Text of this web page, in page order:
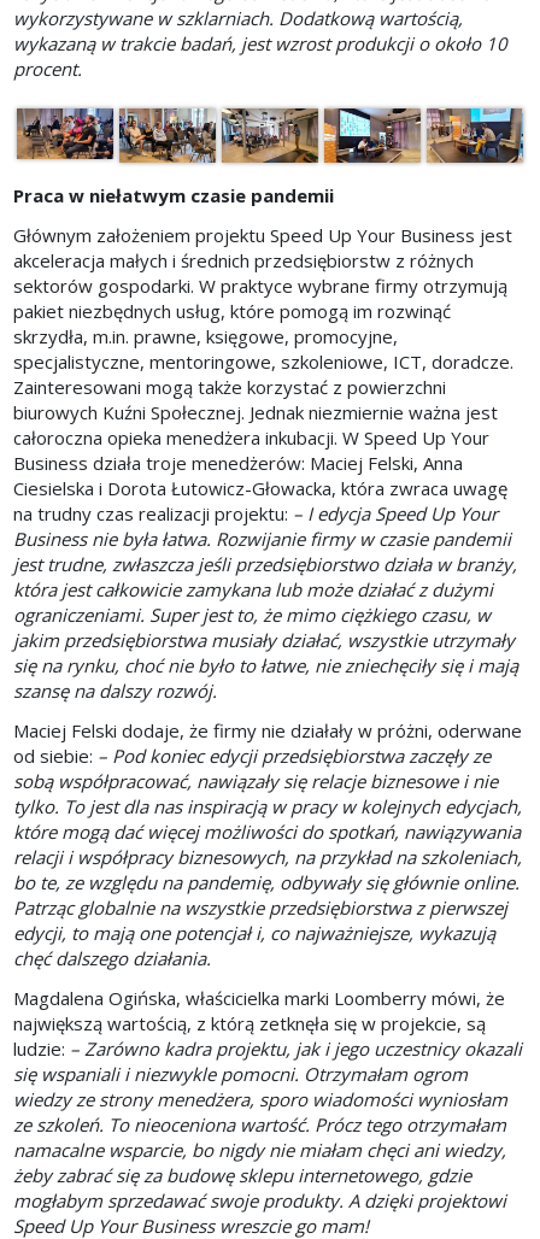
wykorzystywane w szklarniach. Dodatkową wartością,
wykazaną w trakcie badań, jest wzrost produkcji o około 10
procent.
Praca w niełatwym czasie pandemii
Głównym założeniem projektu Speed Up Your Business jest
akceleracja małych i średnich przedsiębiorstw z różnych
sektorów gospodarki. W praktyce wybrane firmy otrzymują
pakiet niezbędnych usług, które pomogą im rozwinąć
skrzydła, m.in. prawne, księgowe, promocyjne,
specjalistyczne, mentoringowe, szkoleniowe, ICT, doradcze.
Zainteresowani mogą także korzystać z powierzchni
biurowych Kuźni Społecznej. Jednak niezmiernie ważna jest
całoroczna opieka menedżera inkubacji. W Speed Up Your
Business działa troje menedżerów: Maciej Felski, Anna
Ciesielska i Dorota Łutowicz-Głowacka, która zwraca uwagę
na trudny czas realizacji projektu: – I edycja Speed Up Your
Business nie była łatwa. Rozwijanie firmy w czasie pandemii
jest trudne, zwłaszcza jeśli przedsiębiorstwo działa w branży,
która jest całkowicie zamykana lub może działać z dużymi
ograniczeniami. Super jest to, że mimo ciężkiego czasu, w
jakim przedsiębiorstwa musiały działać, wszystkie utrzymały
się na rynku, choć nie było to łatwe, nie zniechęciły się i mają
szansę na dalszy rozwój.
Maciej Felski dodaje, że firmy nie działały w próżni, oderwane
od siebie: – Pod koniec edycji przedsiębiorstwa zaczęły ze
sobą współpracować, nawiązały się relacje biznesowe i nie
tylko. To jest dla nas inspiracją w pracy w kolejnych edycjach,
które mogą dać więcej możliwości do spotkań, nawiązywania
relacji i współpracy biznesowych, na przykład na szkoleniach,
bo te, ze względu na pandemię, odbywały się głównie online.
Patrząc globalnie na wszystkie przedsiębiorstwa z pierwszej
edycji, to mają one potencjał i, co najważniejsze, wykazują
chęć dalszego działania.
Magdalena Ogińska, właścicielka marki Loomberry mówi, że
największą wartością, z którą zetknęła się w projekcie, są
ludzie: – Zarówno kadra projektu, jak i jego uczestnicy okazali
się wspaniali i niezwykle pomocni. Otrzymałam ogrom
wiedzy ze strony menedżera, sporo wiadomości wyniosłam
ze szkoleń. To nieoceniona wartość. Prócz tego otrzymałam
namacalne wsparcie, bo nigdy nie miałam chęci ani wiedzy,
żeby zabrać się za budowę sklepu internetowego, gdzie
mogłabym sprzedawać swoje produkty. A dzięki projektowi
Speed Up Your Business wreszcie go mam!